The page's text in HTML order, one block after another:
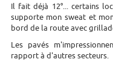
Il fait déjà 12°... certains
supporte mon sweat et
bord de la route avec
Les pavés
rapport à d'autres secteurs.